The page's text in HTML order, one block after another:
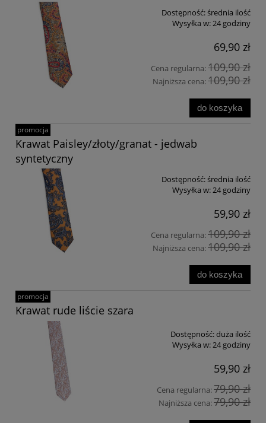
Dostępność:średnia ilość
Wysyłka w:24 godziny
69,90 zł
Cena regularna:109,90 zł
Najniższa cena:109,90 zł
do koszyka
Krawat Paisley/złoty/granat - jedwab
syntetyczny
Dostępność:średnia ilość
Wysyłka w:24 godziny
59,90 zł
Cena regularna:109,90 zł
Najniższa cena:109,90 zł
do koszyka
promocja
Krawat rude liście szara
Dostępność:duża ilość
Wysyłka w:24 godziny
59,90 zł
Cena regularna:79,90 zł
Najniższa cena:79,90 zł
promocja